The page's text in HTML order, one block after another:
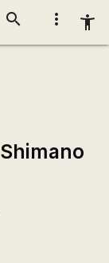
more_vert accessibility_new
search